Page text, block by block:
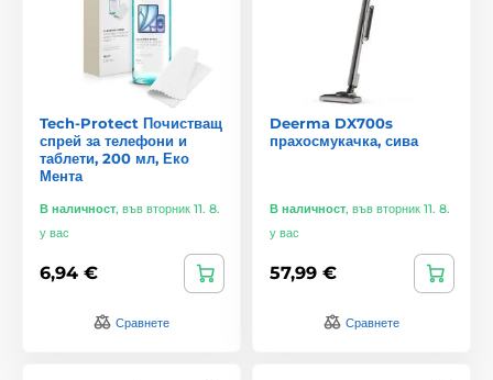
Tech-Protect Почистващ
спрей за телефони и
таблети, 200 мл, Еко
Мента
В наличност, във вторник 11. 8.
у вас
6,94 €
Сравнете
Deerma DX700s
прахосмукачка, сива
В наличност, във вторник 11. 8.
у вас
57,99 €
Сравнете